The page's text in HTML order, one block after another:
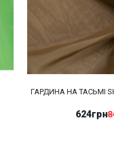
ГАРДИНА НА ТАСЬМІ
624грн